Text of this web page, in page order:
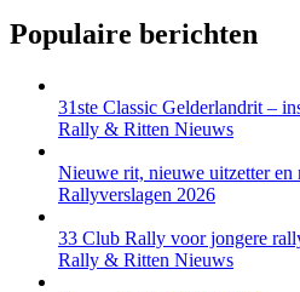
Populaire berichten
31ste Classic Gelderlandrit –
Rally & Ritten Nieuws
Nieuwe rit, nieuwe uitzetter en
Rallyverslagen 2026
33 Club Rally voor jongere
Rally & Ritten Nieuws